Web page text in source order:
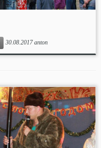
30.08.2017 anton